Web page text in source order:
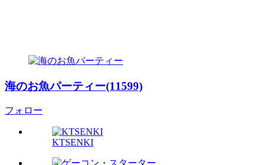
海のお魚パーティー(11599)
フォロー
KTSENKI